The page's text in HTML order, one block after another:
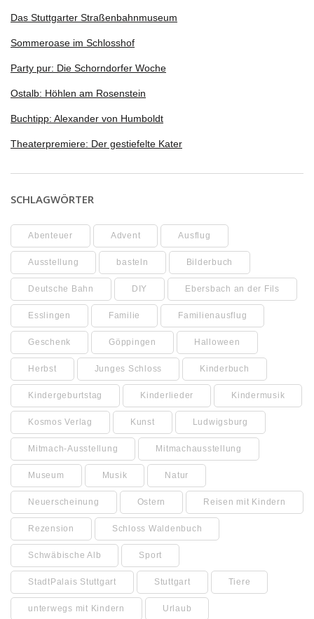
Das Stuttgarter Straßenbahnmuseum
Sommeroase im Schlosshof
Party pur: Die Schorndorfer Woche
Ostalb: Höhlen am Rosenstein
Buchtipp: Alexander von Humboldt
Theaterpremiere: Der gestiefelte Kater
SCHLAGWÖRTER
Abenteuer Advent Ausflug
Ausstellung basteln Bilderbuch
Deutsche Bahn DIY Ebersbach an der Fils
Esslingen Familie Familienausflug
Geschenk Göppingen Halloween
Herbst Junges Schloss Kinderbuch
Kindergeburtstag Kinderlieder Kindermusik
Kosmos Verlag Kunst Ludwigsburg
Mitmach-Ausstellung Mitmachausstellung
Museum Musik Natur
Neuerscheinung Ostern Reisen mit Kindern
Rezension Schloss Waldenbuch
Schwäbische Alb Sport
StadtPalais Stuttgart Stuttgart Tiere
unterwegs mit Kindern Urlaub